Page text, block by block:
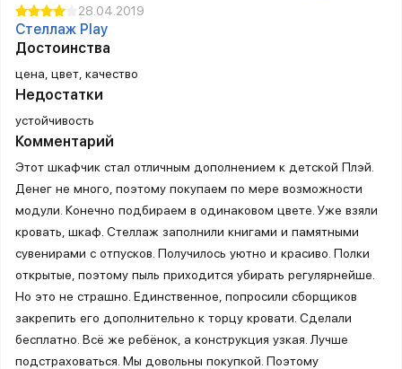
28.04.2019
Стеллаж Play
Достоинства
цена, цвет, качество
Недостатки
устойчивость
Комментарий
Этот шкафчик стал отличным дополнением к детской Плэй.
Денег не много, поэтому покупаем по мере возможности
модули. Конечно подбираем в одинаковом цвете. Уже взяли
кровать, шкаф. Стеллаж заполнили книгами и памятными
сувенирами с отпусков. Получилось уютно и красиво. Полки
открытые, поэтому пыль приходится убирать регулярнейше.
Но это не страшно. Единственное, попросили сборщиков
закрепить его дополнительно к торцу кровати. Сделали
бесплатно. Всё же ребёнок, а конструкция узкая. Лучше
подстраховаться. Мы довольны покупкой. Поэтому